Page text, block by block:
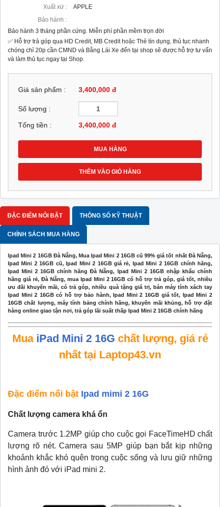
Xuất xứ :
APPLE
Bảo hành :
Bảo hành 3 tháng phần cứng. Miễn phí phần mềm trọn đời
✅ Hỗ trợ trả góp qua HD Credit, MB Credit hoặc Thẻ tín dụng, thủ tục nhanh
chóng chỉ 20p cần CMND và Bằng Lái Xe đến tại shop sẽ được hỗ trợ tư vấn
và làm thủ tục ngay tại Shop.
Giá sản phẩm : 3,400,000 đ
Số lượng :
Tổng tiền : 3,400,000 đ
MUA HÀNG
THÊM VÀO GIỎ HÀNG
ĐẶC ĐIỂM NỔI BẬT THÔNG SỐ KỸ THUẬT
CHÍNH SÁCH MUA HÀNG
Ipad Mini 2 16GB Đà Nẵng, Mua Ipad Mini 2 16GB cũ 99% giá tốt nhất Đà Nẵng,
Ipad Mini 2 16GB cũ, Ipad Mini 2 16GB giá rẻ, Ipad Mini 2 16GB chính hãng,
Ipad Mini 2 16GB chính hãng Đà Nẵng, Ipad Mini 2 16GB nhập khẩu chính
hãng giá rẻ, Đà Nẵng, mua Ipad Mini 2 16GB có hỗ trợ trả góp, giá tốt, nhiều
ưu đãi khuyến mãi, có trả góp, nhiều quà tặng giá trị, bán máy tính xách tay
Ipad Mini 2 16GB có hỗ trợ bảo hành, Ipad Mini 2 16GB giá tốt, Ipad Mini 2
16GB chất lượng, máy tính bảng chính hãng, khuyến mãi khủng, hỗ trợ đặt
hàng online giao tận nơi, trả góp lãi suất thấp Ipad Mini 2 16GB chính hãng
MuaiPad Mini 2 16G chất lượng, giá rẻ
nhất tại Laptop43.vn
Đặc điểm nổi bật Ipad mimi 2 16G
Chất lượng camera khá ổn
Camera trước 1.2MP giúp cho cuộc gọi FaceTimeHD chất
lượng rõ nét. Camera sau 5MP giúp bạn bắt kịp những
khoảnh khắc khó quên trong cuộc sống và lưu giữ những
hình ảnh đó với iPad mini 2.